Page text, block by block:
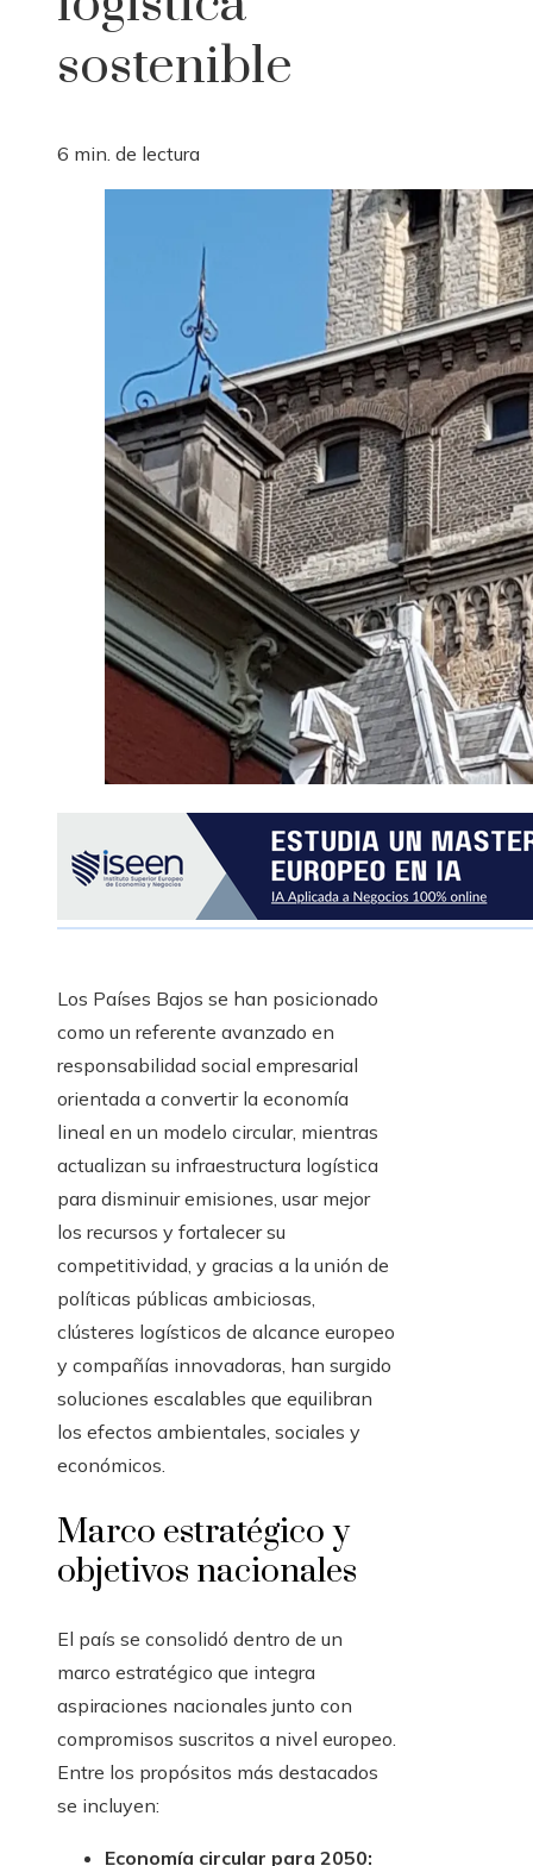
sostenible
6 min. de lectura
Los Países Bajos se han posicionado
como un referente avanzado en
responsabilidad social empresarial
orientada a convertir la economía
lineal en un modelo circular, mientras
actualizan su infraestructura logística
para disminuir emisiones, usar mejor
los recursos y fortalecer su
competitividad, y gracias a la unión de
políticas públicas ambiciosas,
clústeres logísticos de alcance europeo
y compañías innovadoras, han surgido
soluciones escalables que equilibran
los efectos ambientales, sociales y
económicos.
Marco estratégico y
objetivos nacionales
El país se consolidó dentro de un
marco estratégico que integra
aspiraciones nacionales junto con
compromisos suscritos a nivel europeo.
Entre los propósitos más destacados
se incluyen:
Economía circular para 2050: